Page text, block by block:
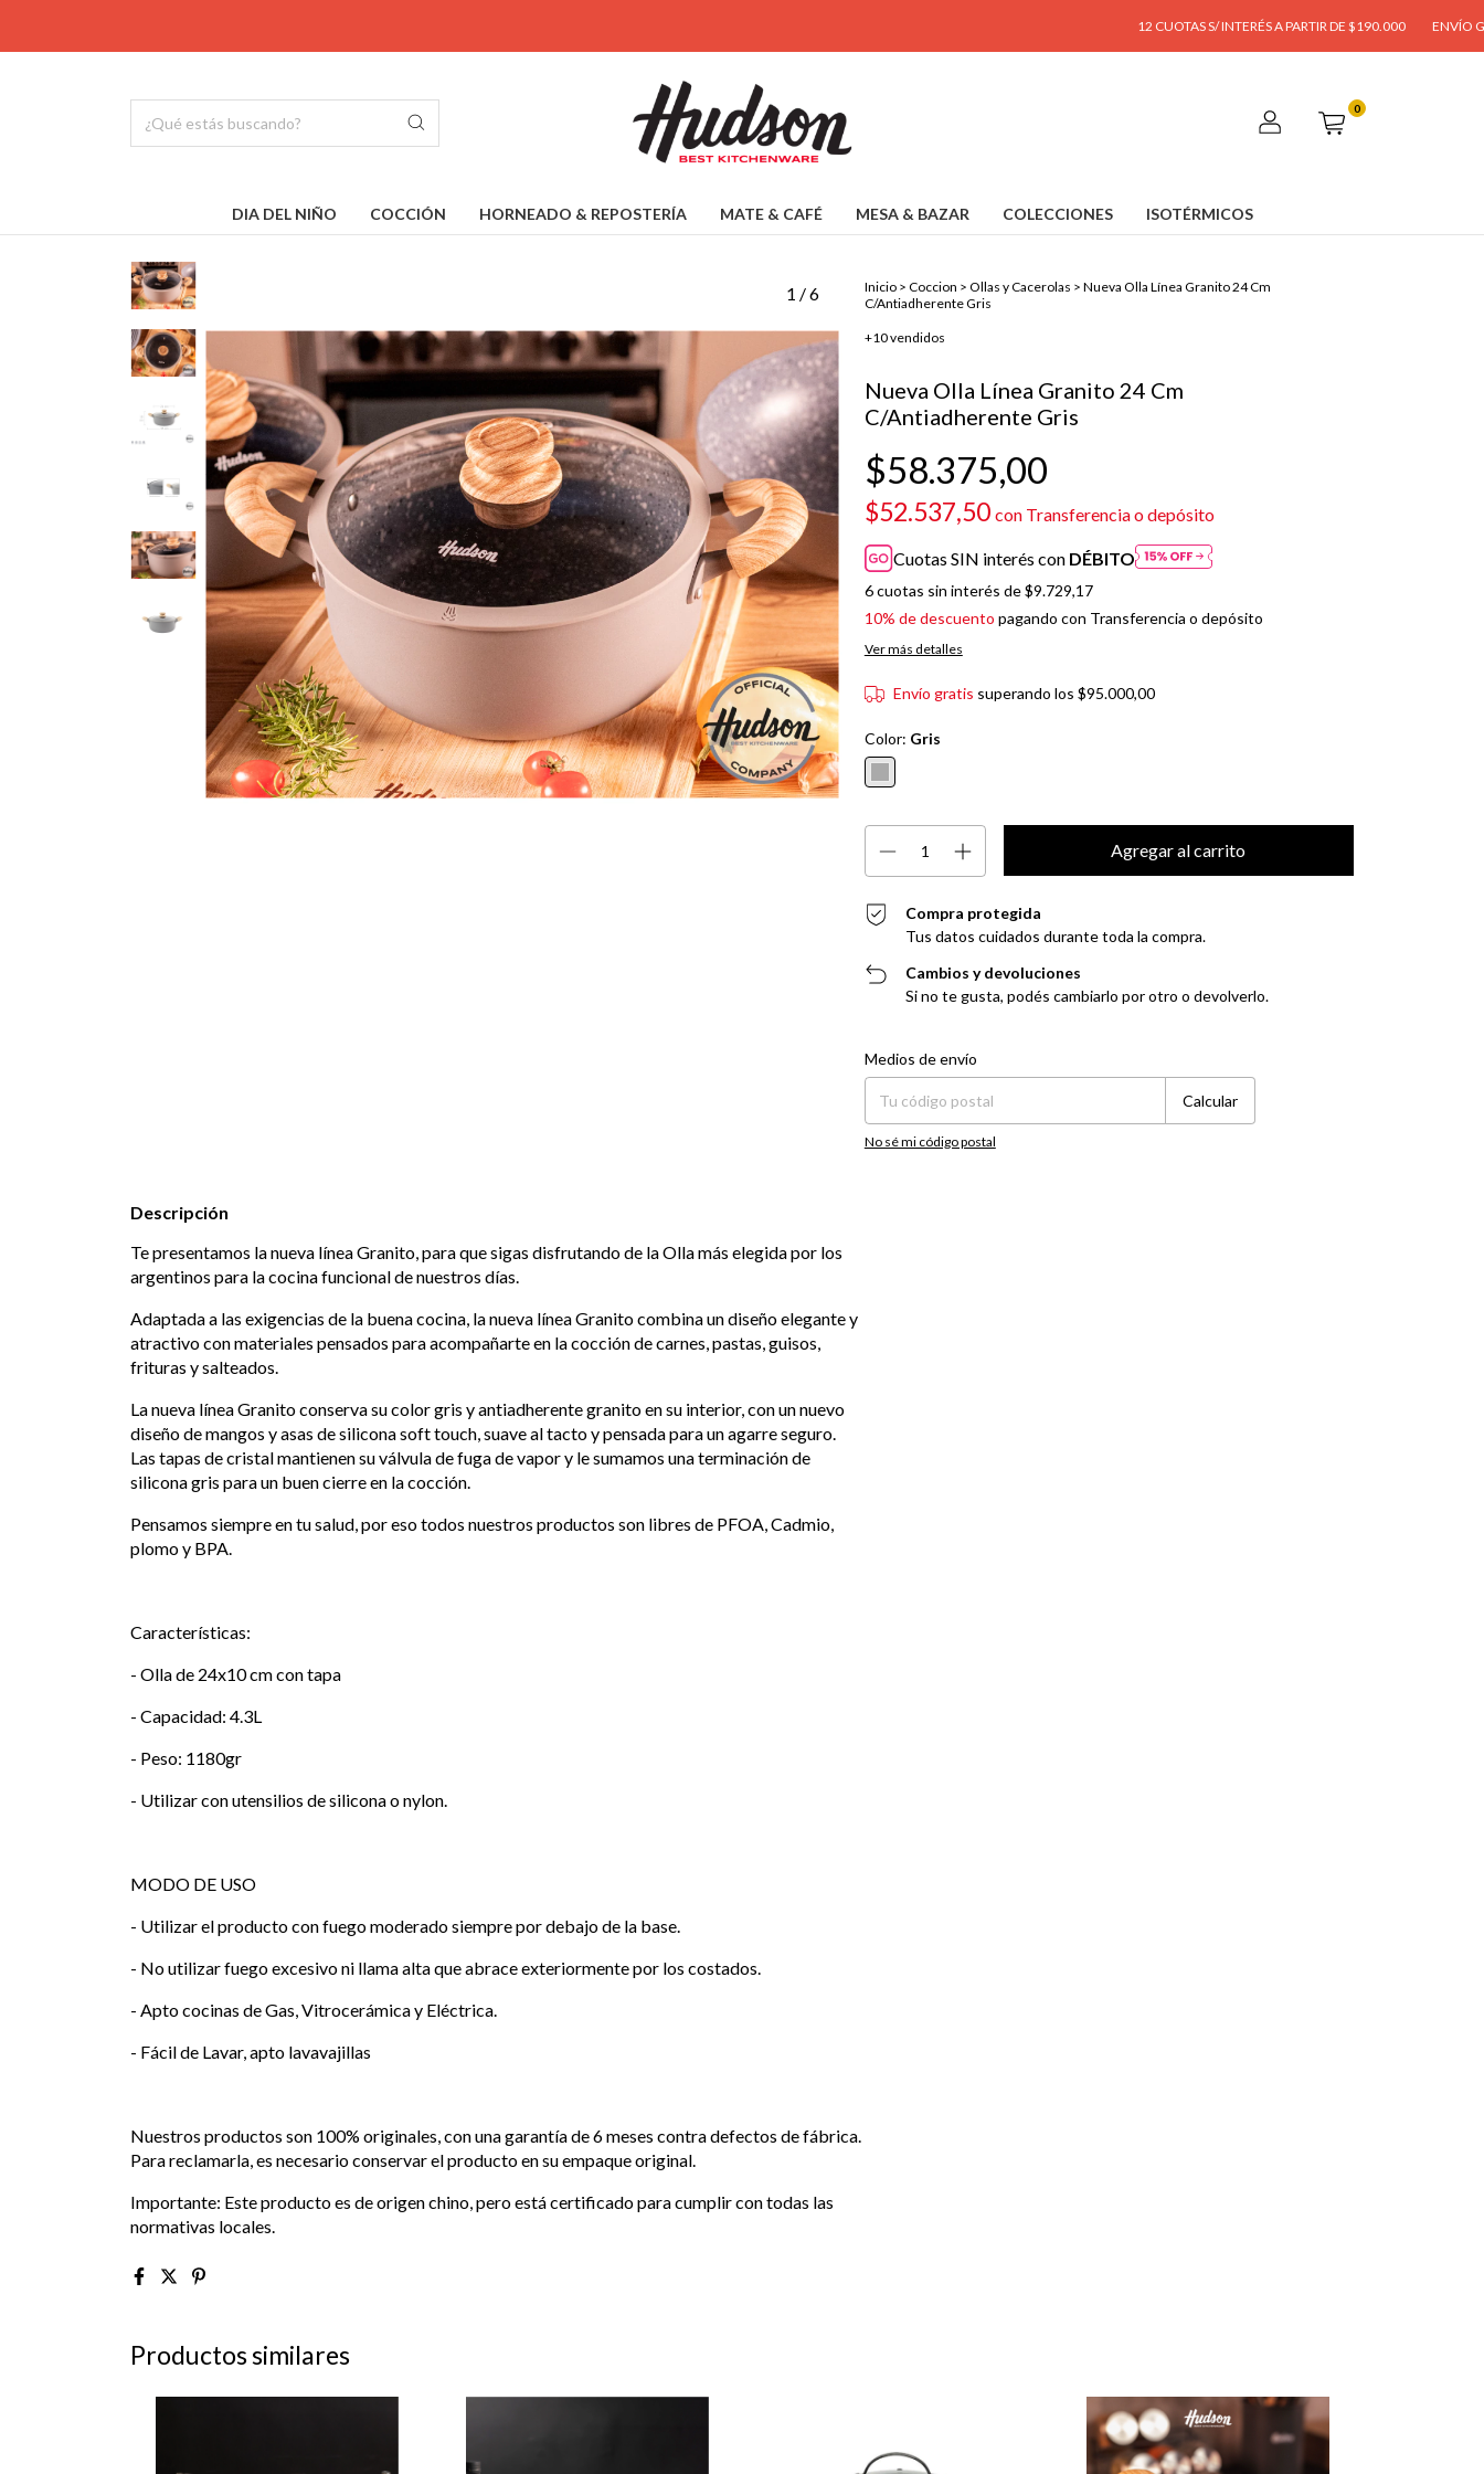
12 CUOTAS S/ INTERÉS A PARTIR DE $190.000 ENVÍO GRATIS A
0
DIA DEL NIÑO COCCIÓN HORNEADO & REPOSTERÍA MATE & CAFÉ MESA & BAZAR COLECCIONES ISOTÉRMICOS
1 /6 Inicio > Coccion > Ollas y Cacerolas > Nueva Olla Línea Granito 24 Cm
C/Antiadherente Gris
+10 vendidos
Nueva Olla Línea Granito 24 Cm
C/Antiadherente Gris
$58.375,00
$52.537,50 con Transferencia o depósito
Cuotas SIN interés con DÉBITO
6cuotas sin interés de$9.729,17
10% de descuento pagando con Transferencia o depósito
Ver más detalles
Envío gratis superando los$95.000,00
Color: Gris
Compra protegida
Tus datos cuidados durante toda la compra.
Cambios y devoluciones
Si no te gusta, podés cambiarlo por otro o devolverlo.
Entregas para el CP:
Medios de envío
Calcular
No sé mi código postal
Descripción
Te presentamos la nueva línea Granito, para que sigas disfrutando de la Olla más elegida por los
argentinos para la cocina funcional de nuestros días.
Adaptada a las exigencias de la buena cocina, la nueva línea Granito combina un diseño elegante y
atractivo con materiales pensados para acompañarte en la cocción de carnes, pastas, guisos,
frituras y salteados.
La nueva línea Granito conserva su color gris y antiadherente granito en su interior, con un nuevo
diseño de mangos y asas de silicona soft touch, suave al tacto y pensada para un agarre seguro.
Las tapas de cristal mantienen su válvula de fuga de vapor y le sumamos una terminación de
silicona gris para un buen cierre en la cocción.
Pensamos siempre en tu salud, por eso todos nuestros productos son libres de PFOA, Cadmio,
plomo y BPA.
Características:
- Olla de 24x10 cm con tapa
- Capacidad: 4.3L
- Peso: 1180gr
- Utilizar con utensilios de silicona o nylon.
MODO DE USO
- Utilizar el producto con fuego moderado siempre por debajo de la base.
- No utilizar fuego excesivo ni llama alta que abrace exteriormente por los costados.
- Apto cocinas de Gas, Vitrocerámica y Eléctrica.
- Fácil de Lavar, apto lavavajillas
Nuestros productos son 100% originales, con una garantía de 6 meses contra defectos de fábrica.
Para reclamarla, es necesario conservar el producto en su empaque original.
Importante: Este producto es de origen chino, pero está certificado para cumplir con todas las
normativas locales.
Productos similares